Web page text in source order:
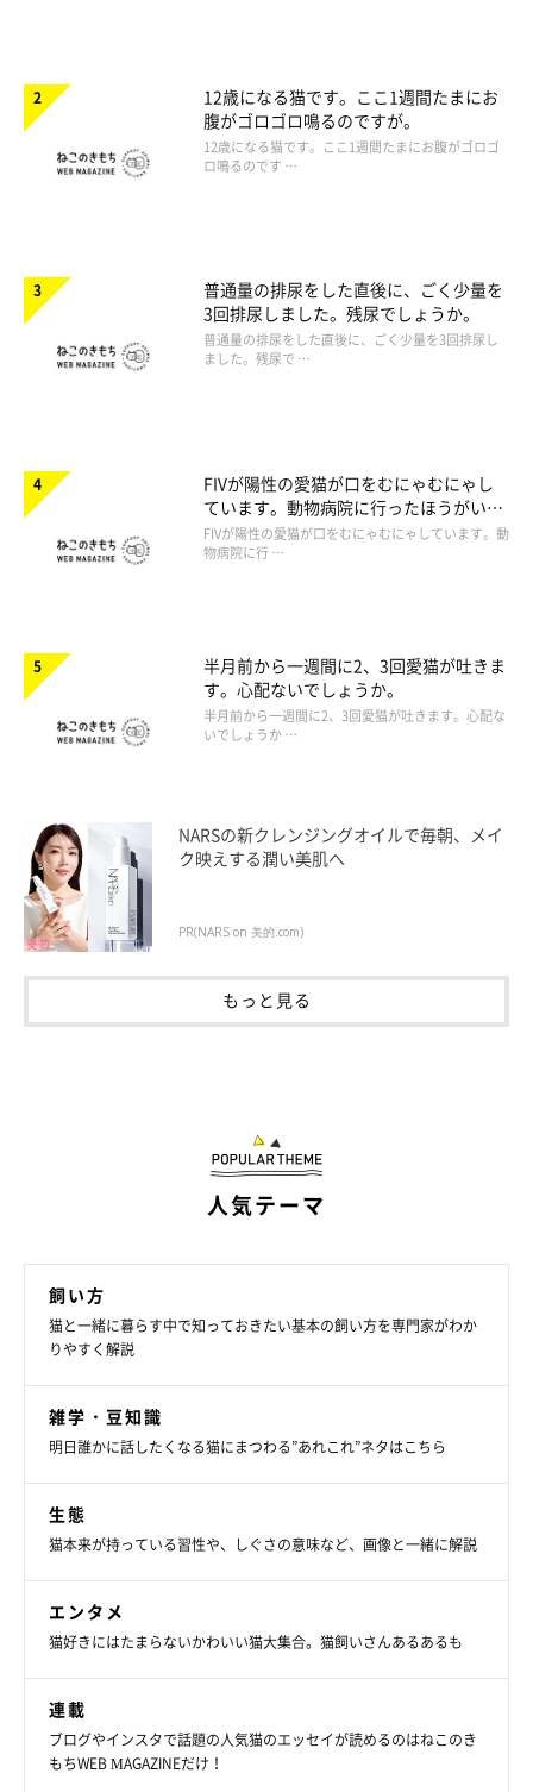
12歳になる猫です。ここ1週間たまにお
腹がゴロゴロ鳴るのですが。
12歳になる猫です。ここ1週間たまにお腹がゴロゴ
ロ鳴るのです …
普通量の排尿をした直後に、ごく少量を
3回排尿しました。残尿でしょうか。
普通量の排尿をした直後に、ごく少量を3回排尿し
ました。残尿で …
FIVが陽性の愛猫が口をむにゃむにゃし
ています。動物病院に行ったほうがいい
ですか。
FIVが陽性の愛猫が口をむにゃむにゃしています。動
物病院に行 …
半月前から一週間に2、3回愛猫が吐きま
す。心配ないでしょうか。
半月前から一週間に2、3回愛猫が吐きます。心配な
いでしょうか …
NARSの新クレンジングオイルで毎朝、メイ
ク映えする潤い美肌へ
PR(NARS on 美的.com)
もっと見る
人気テーマ
飼い方
猫と一緒に暮らす中で知っておきたい基本の飼い方を専門家がわか
りやすく解説
雑学・豆知識
明日誰かに話したくなる猫にまつわる”あれこれ”ネタはこちら
生態
猫本来が持っている習性や、しぐさの意味など、画像と一緒に解説
エンタメ
猫好きにはたまらないかわいい猫大集合。猫飼いさんあるあるも
連載
ブログやインスタで話題の人気猫のエッセイが読めるのはねこのき
もちWEB MAGAZINEだけ！